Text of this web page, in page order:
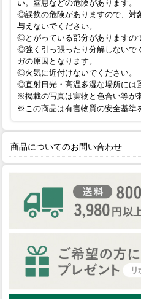
い。窒息などの危険があります。
◎誤飲の危険がありますので、対
与えないでください。
◎とがっている部分がありますの
◎強く引っ張ったり分解しないで
ガの原因となります。
◎火気に近付けないでください。
◎直射日光・高温多湿な場所には
※掲載の写真は実物と色合い等が
※この商品は有害物質の安全基準
商品についてのお問い合わせ